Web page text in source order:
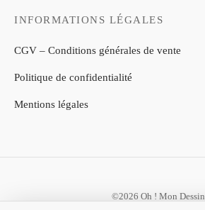
INFORMATIONS LÉGALES
CGV – Conditions générales de vente
Politique de confidentialité
Mentions légales
©2026 Oh ! Mon Dessin